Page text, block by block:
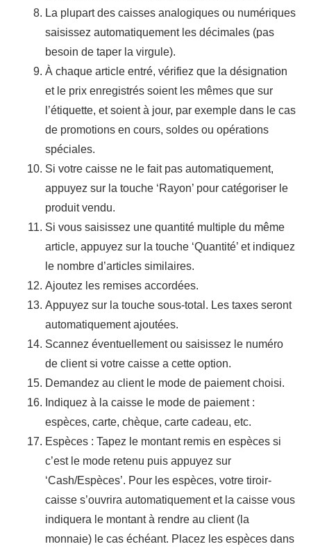
La plupart des caisses analogiques ou numériques
saisissez automatiquement les décimales (pas
besoin de taper la virgule).
À chaque article entré, vérifiez que la désignation
et le prix enregistrés soient les mêmes que sur
l’étiquette, et soient à jour, par exemple dans le cas
de promotions en cours, soldes ou opérations
spéciales.
Si votre caisse ne le fait pas automatiquement,
appuyez sur la touche ‘Rayon’ pour catégoriser le
produit vendu.
Si vous saisissez une quantité multiple du même
article, appuyez sur la touche ‘Quantité’ et indiquez
le nombre d’articles similaires.
Ajoutez les remises accordées.
Appuyez sur la touche sous-total. Les taxes seront
automatiquement ajoutées.
Scannez éventuellement ou saisissez le numéro
de client si votre caisse a cette option.
Demandez au client le mode de paiement choisi.
Indiquez à la caisse le mode de paiement :
espèces, carte, chèque, carte cadeau, etc.
Espèces : Tapez le montant remis en espèces si
c’est le mode retenu puis appuyez sur
‘Cash/Espèces’. Pour les espèces, votre tiroir-
caisse s’ouvrira automatiquement et la caisse vous
indiquera le montant à rendre au client (la
monnaie) le cas échéant. Placez les espèces dans